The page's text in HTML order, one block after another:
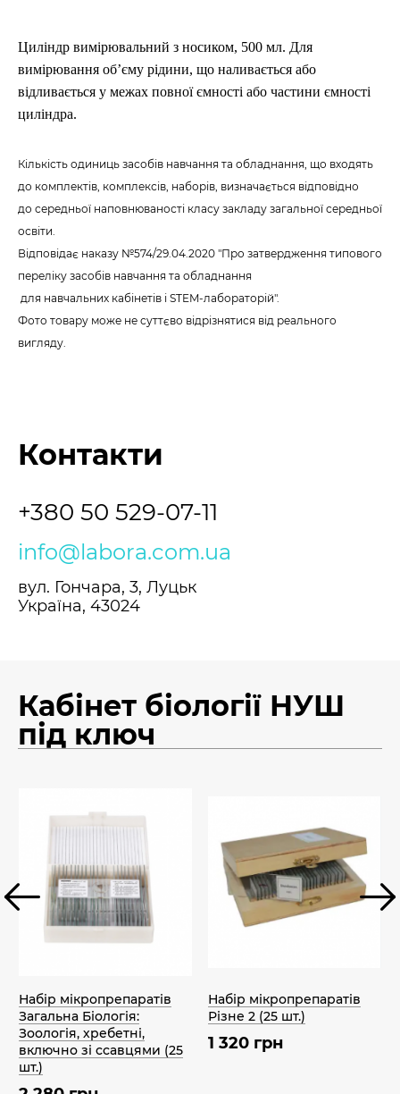
Циліндр вимірювальний з носиком, 500 мл. Для
вимірювання об’єму рідини, що наливається або
відливається у межах повної ємності або частини ємності
циліндра.
Кількість одиниць засобів навчання та обладнання, що входять
до комплектів, комплексів, наборів, визначається відповідно
до середньої наповнюваності класу закладу загальної середньої
освіти.
Відповідає наказу №574/29.04.2020 "Про затвердження типового
переліку засобів навчання та обладнання
для навчальних кабінетів і STEM-лабораторій".
Фото товару може не суттєво відрізнятися від реального
вигляду.
Контакти
+380 50 529-07-11
info@labora.com.ua
вул. Гончара, 3, Луцьк
Україна, 43024
Кабінет біології НУШ
під ключ
Набір мікропрепаратів
Загальна Біологія:
Зоологія, хребетні,
включно зі ссавцями (25
шт.)
Набір мікропрепаратів
Різне 2 (25 шт.)
1 320 грн